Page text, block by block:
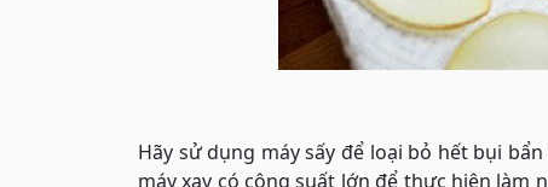
Hãy sử dụng máy sấy để loại bỏ hết bụi
máy xay có công suất lớn để thực hiện làm